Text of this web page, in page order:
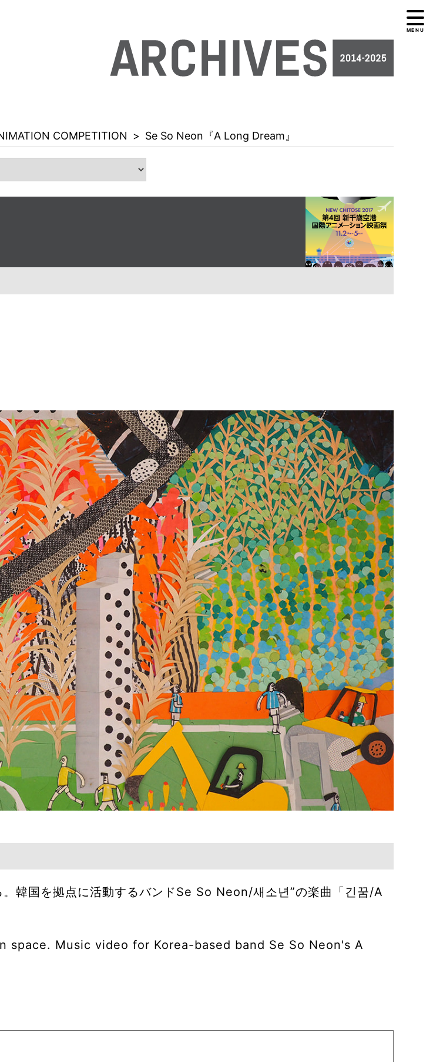
MENU
COMPETITION > Se So Neon『A Long Dream』
韓国を拠点に活動するバンドSe So Neon/새소년”の楽曲「긴꿈/A
Music video for Korea-based band Se So Neon's A